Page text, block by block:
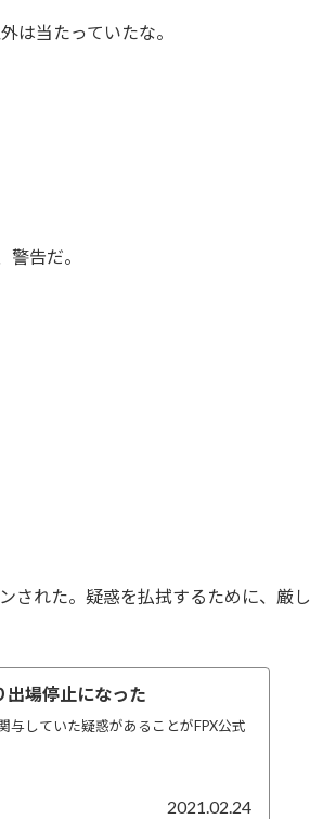
は当たっていたな。
告だ。
された。疑惑を払拭するために、厳し
出場停止になった
与していた疑惑があることがFPX公式
2021.02.24